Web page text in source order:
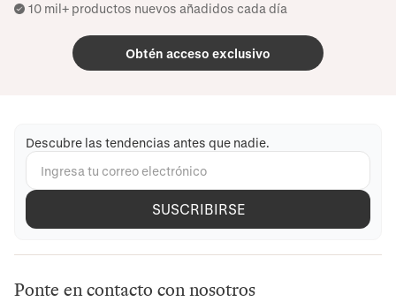
10 mil+ productos nuevos añadidos cada día
Obtén acceso exclusivo
Descubre las tendencias antes que nadie.
SUSCRIBIRSE
Ponte en contacto con nosotros